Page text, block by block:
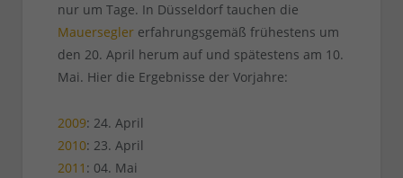
nur um Tage. In Düsseldorf tauchen die
Mauerseglererfahrungsgemäß frühestens um
den 20. April herum auf und spätestens am 10.
Mai. Hier die Ergebnisse der Vorjahre:
2009: 24. April
2010: 23. April
2011 : 04. Mai